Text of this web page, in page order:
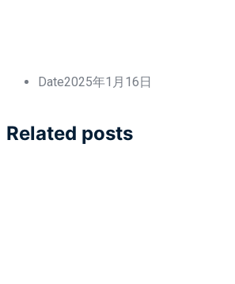
Date2025年1月16日
Related posts